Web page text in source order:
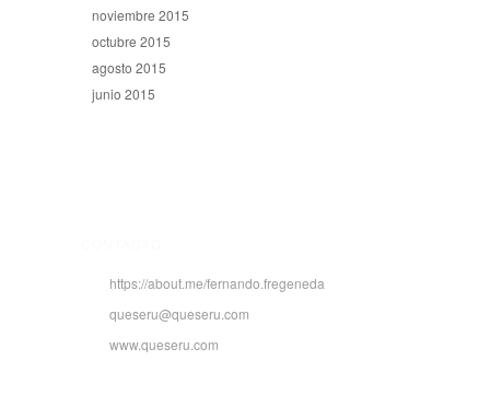
noviembre 2015
octubre 2015
agosto 2015
junio 2015
https://about.me/fernando.fregeneda
queseru@queseru.com
www.queseru.com